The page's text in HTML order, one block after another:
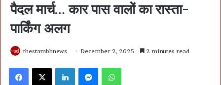
पैदल मार्च… कार पास वालों का रास्ता-
पार्किंग अलग
thestambhnews December 2, 2025 2 minutes read
Facebook X LinkedIn